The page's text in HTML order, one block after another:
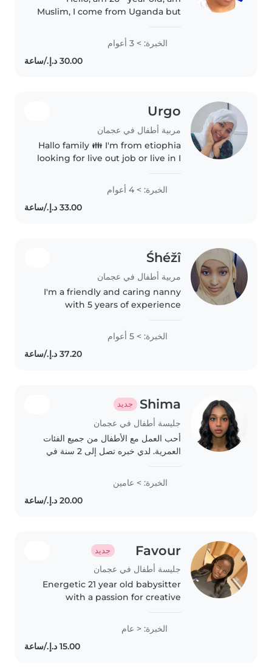
Muslim, I come from Uganda but
looking for job as babysitter or
nanny, have experience for
Three years,l can caring for
الخبرة: > 3 أعوام
Urgo
مربية أطفال في عجمان
Hallo family 👪 I'm from etiophia
looking for live out job or live in I
years in uae 🇦🇪 as nanny maid I
know how to cleaning taking
الخبرة: > 4 أعوام
Śhéžî
مربية أطفال في عجمان
I'm a friendly and caring nanny
with 5 years of experience
children and teenagers. I'm
comfortable with chores and
have experience managing food
الخبرة: > 5 أعوام
Shima جديد
جليسة أطفال في عجمان
أحب العمل مع الأطفال من جميع الفئات
العمرية. لدي خبره تصل إلى 2 سنة في
في التعامل مع احتياجات الأطفال الخاصه...
الخبرة: > عامين
Favour جديد
جليسة أطفال في عجمان
Energetic 21 year old babysitter
with a passion for creative
Comfortable caring for
preschoolers up through teens
and handling tasks from
الخبرة: < عام